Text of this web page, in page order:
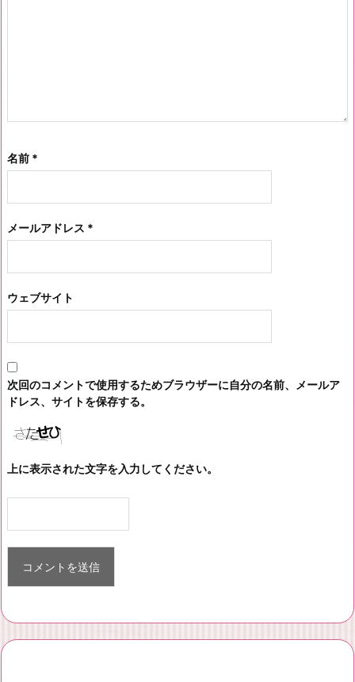
名前 *
メールアドレス *
ウェブサイト
次回のコメントで使用するためブラウザーに自分の名前、メールア
ドレス、サイトを保存する。
上に表示された文字を入力してください。